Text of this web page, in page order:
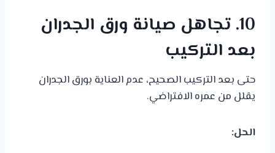
10. تجاهل صيانة ورق الجدران
بعد التركيب
حتى بعد التركيب الصحيح، عدم العناية بورق الجدران
يقلل من عمره الافتراضي.
الحل: